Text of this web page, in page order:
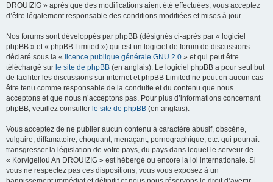
DROUIZIG » après que des modifications aient été effectuées, vous acceptez
d’être légalement responsable des conditions modifiées et mises à jour.
Nos forums sont développés par phpBB (désignés ci-après par « logiciel
phpBB » et « phpBB Limited ») qui est un logiciel de forum de discussions
déclaré sous la « licence publique générale GNU 2.0 » et qui peut être
téléchargé sur le site de phpBB (en anglais). Le logiciel phpBB a pour seul but
de faciliter les discussions sur internet et phpBB Limited ne peut en aucun cas
être tenu comme responsable de la conduite et du contenu que nous
acceptons et que nous n’acceptons pas. Pour plus d’informations concernant
phpBB, veuillez consulter le site de phpBB (en anglais).
Vous acceptez de ne publier aucun contenu à caractère abusif, obscène,
vulgaire, diffamatoire, choquant, menaçant, pornographique, etc. qui pourrait
transgresser la législation de votre pays, du pays dans lequel le serveur de
« Korvigelloù An DROUIZIG » est hébergé ou encore la loi internationale. Si
vous ne respectez pas ces dispositions, vous vous exposez à un